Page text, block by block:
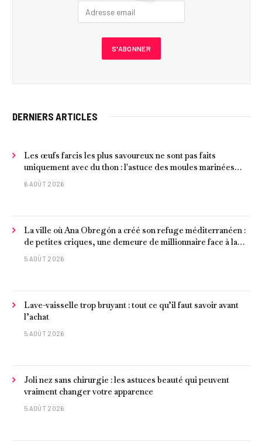
DERNIERS ARTICLES
Les œufs farcis les plus savoureux ne sont pas faits
uniquement avec du thon : l'astuce des moules marinées
pour les rendre beaucoup plus juteux
6 AOÛT 2026
La ville où Ana Obregón a créé son refuge méditerranéen :
de petites criques, une demeure de millionnaire face à la
mer et les meilleurs fruits de mer
5 AOÛT 2026
Lave-vaisselle trop bruyant : tout ce qu’il faut savoir avant
l’achat
5 AOÛT 2026
Joli nez sans chirurgie : les astuces beauté qui peuvent
vraiment changer votre apparence
5 AOÛT 2026